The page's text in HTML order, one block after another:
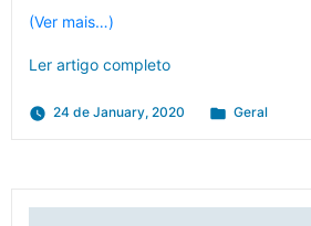
(Ver mais…)
Ler artigo completo
24 de January, 2020
Posted
Geral